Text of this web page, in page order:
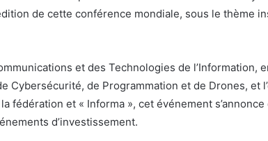
de cette conférence mondiale, sous le thème
et des Technologies de l’Information,
Cybersécurité, de Programmation et de Drones, et
fédération et « Informa », cet événement
d’investissement.